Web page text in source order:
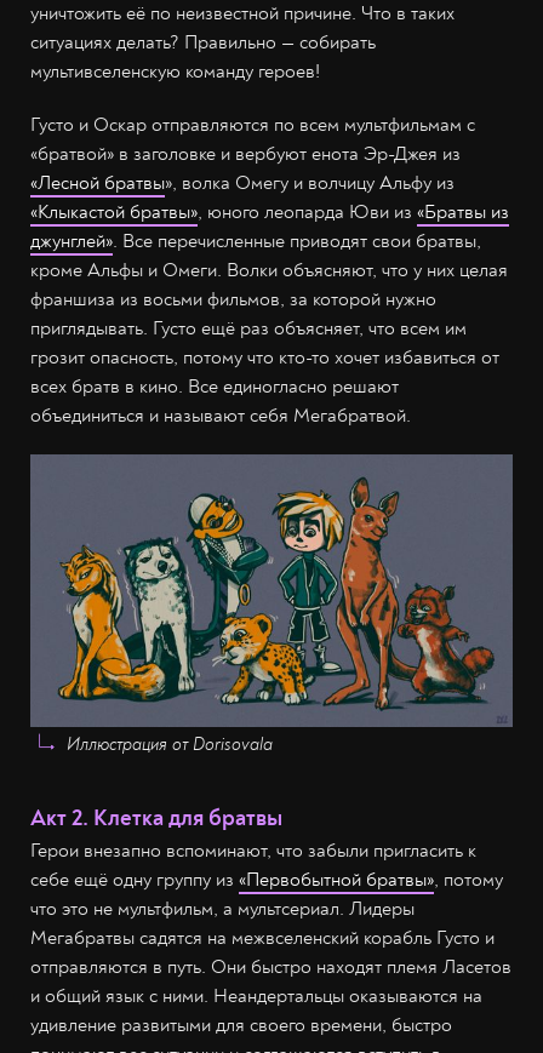
уничтожить её по неизвестной причине. Что в таких
ситуациях делать? Правильно — собирать
мультивселенскую команду героев!
Густо и Оскар отправляются по всем мультфильмам с
«братвой» в заголовке и вербуют енота Эр-Джея из
«Лесной братвы», волка Омегу и волчицу Альфу из
«Клыкастой братвы», юного леопарда Юви из «Братвы из
джунглей». Все перечисленные приводят свои братвы,
кроме Альфы и Омеги. Волки объясняют, что у них целая
франшиза из восьми фильмов, за которой нужно
приглядывать. Густо ещё раз объясняет, что всем им
грозит опасность, потому что кто-то хочет избавиться от
всех братв в кино. Все единогласно решают
объединиться и называют себя Мегабратвой.
Иллюстрация от Dorisovala
Акт 2. Клетка для братвы
Герои внезапно вспоминают, что забыли пригласить к
себе ещё одну группу из «Первобытной братвы», потому
что это не мультфильм, а мультсериал. Лидеры
Мегабратвы садятся на межвселенский корабль Густо и
отправляются в путь. Они быстро находят племя Ласетов
и общий язык с ними. Неандертальцы оказываются на
удивление развитыми для своего времени, быстро